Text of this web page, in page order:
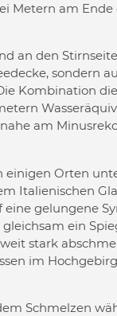
Metern am
an den
sondern
Kombination
am
einigen Orten
Italienischen
eine gelungene
ein
stark
im
Schmelzen